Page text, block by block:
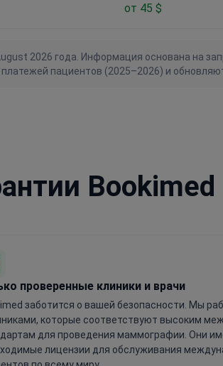
от 45 $
2026 года. Информация основана на
пациентов (2025–2026) и
Bookimed
проверенные клиники и врачи
заботится о вашей безопасности. Мы
которые соответствуют высоким
для проведения маммографии. Они
лицензии для обслуживания